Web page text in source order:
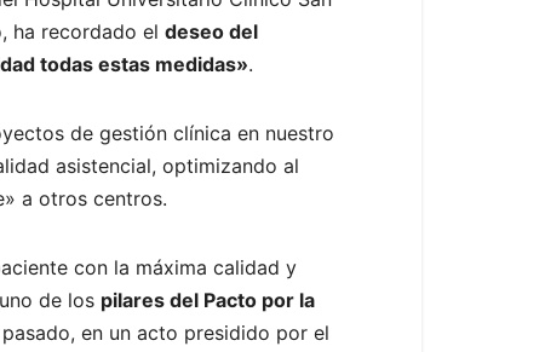
ha recordado el deseo del
todas estas medidas».
de gestión clínica en nuestro
asistencial, optimizando al
a otros centros.
con la máxima calidad y
de los pilares del Pacto por la
en un acto presidido por el